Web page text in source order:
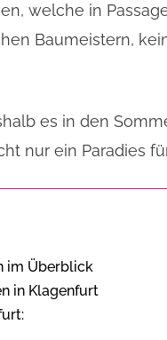
welche in
Baumeistern,
es in den
nur ein Paradies
im Überblick
in Klagenfurt